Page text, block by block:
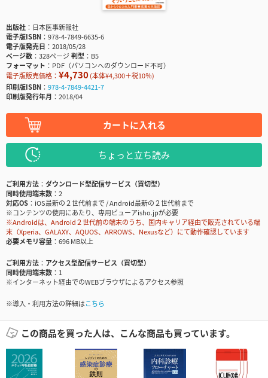
出版社
日本医事新報社
電子版ISBN
978-4-7849-6635-6
電子版発売日
2018/05/28
ページ数
328ページ判型
B5
フォーマット
PDF（パソコンへのダウンロード不可）
電子版販売価格： ¥4,730(本体¥4,300＋税10％)
印刷版ISBN
978-4-7849-4421-7
印刷版発行年月
2018/04
カートに入れる
ちょっと立ち読み
ご利用方法
ダウンロード型配信サービス（買切型）
同時使用端末数
2
対応OS
iOS最新の２世代前まで / Android最新の２世代前まで
※コンテンツの使用にあたり、専用ビューアisho.jpが必要
※Androidは、Android２世代前の端末のうち、国内キャリア経由で販売されている端
末（Xperia、GALAXY、AQUOS、ARROWS、Nexusなど）にて動作確認しています
必要メモリ容量
696 MB以上
ご利用方法
アクセス型配信サービス（買切型）
同時使用端末数
1
※インターネット経由でのWEBブラウザによるアクセス参照
※導入・利用方法の詳細はこちら
この商品を買った人は、こんな商品も買っています。